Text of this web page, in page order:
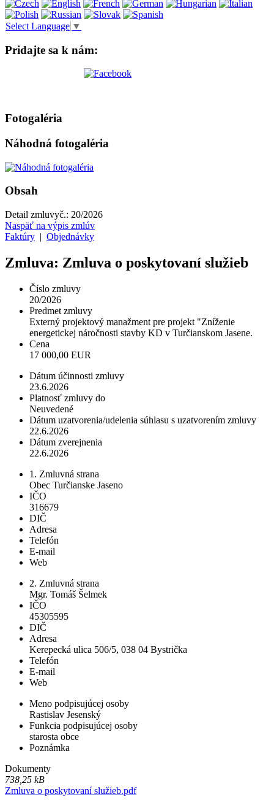
Select Language ▼
Pridajte sa k nám:
Fotogaléria
Náhodná fotogaléria
Obsah
Detail zmluvyč.: 20/2026
Naspäť na výpis zmlúv
Faktúry | Objednávky
Zmluva: Zmluva o poskytovaní služieb
Číslo zmluvy
20/2026
Predmet zmluvy
Externý projektový manažment pre projekt "Zníženie
energetickej náročnosti stavby KD v Turčianskom Jasene.
Cena
17 000,00 EUR
Dátum účinnosti zmluvy
23.6.2026
Platnosť zmluvy do
Neuvedené
Dátum uzatvorenia/udelenia súhlasu s uzatvorením zmluvy
22.6.2026
Dátum zverejnenia
22.6.2026
1. Zmluvná strana
Obec Turčianske Jaseno
IČO
316679
DIČ
Adresa
Telefón
E-mail
Web
2. Zmluvná strana
Mgr. Tomáš Šelmek
IČO
45305595
DIČ
Adresa
Kerepecká ulica 506/5, 038 04 Bystrička
Telefón
E-mail
Web
Meno podpisujúcej osoby
Rastislav Jesenský
Funkcia podpisujúcej osoby
starosta obce
Poznámka
Dokumenty
738,25 kB
Zmluva o poskytovaní služieb.pdf